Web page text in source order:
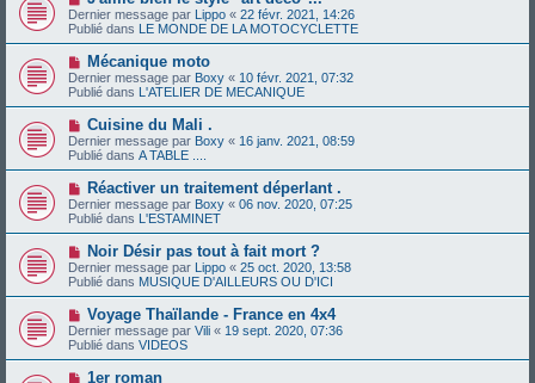
s
a
g
e
a
u
m
e
s
a
g
e
o
u
v
e
a
u
m
e
s
s
a
g
e
Dernier message par Lippo « 22 févr. 2021, 14:26
Publié dans LE MONDE DE LA MOTOCYCLETTE
N
o
u
v
a
u
m
e
s
a
g
e
Mécanique moto
Dernier message par Boxy « 10 févr. 2021, 07:32
Publié dans L'ATELIER DE MECANIQUE
N
o
u
v
e
a
u
m
e
s
a
g
e
Cuisine du Mali .
Dernier message par Boxy « 16 janv. 2021, 08:59
Publié dans A TABLE ....
N
o
u
v
e
a
u
m
e
s
s
a
g
e
Réactiver un traitement déperlant .
Dernier message par Boxy « 06 nov. 2020, 07:25
Publié dans L'ESTAMINET
N
o
u
v
e
u
m
e
s
Noir Désir pas tout à fait mort ?
Dernier message par Lippo « 25 oct. 2020, 13:58
Publié dans MUSIQUE D'AILLEURS OU D'ICI
N
o
u
v
Voyage Thaïlande - France en 4x4
Dernier message par Vili « 19 sept. 2020, 07:36
Publié dans VIDEOS
N1er roman